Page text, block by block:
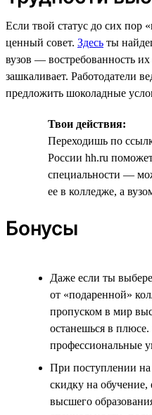
Если твой статус до сих пор
ценный совет. Здесь ты
вузов — востребованность
зашкаливает. Работодатели
предложить шоколадные
Твои действия:
Переходишь по
России hh.ru
специальности —
ее в колледже, а
Бонусы
Даже если ты
от «подаренной»
пропуском в мир
останешься в
профессиональные
При поступлении на
скидку на
высшего